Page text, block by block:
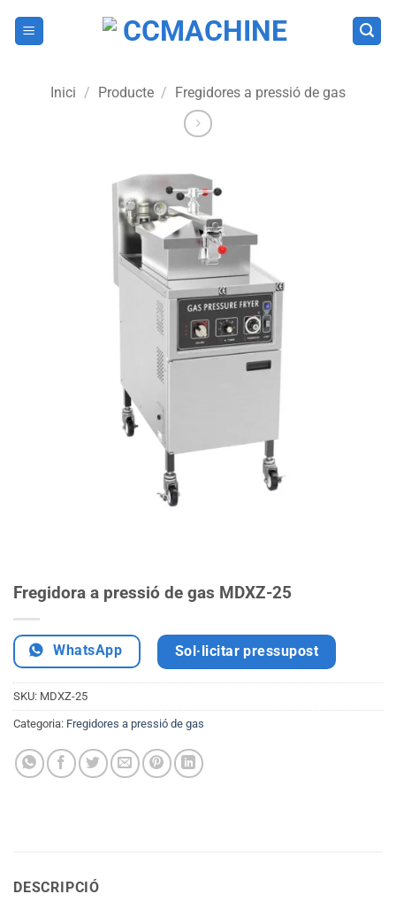
Inici / Producte / Fregidores a pressió de gas
Fregidora a pressió de gas MDXZ-25
WhatsApp Sol·licitar pressupost
SKU: MDXZ-25
Categoria: Fregidores a pressió de gas
DESCRIPCIÓ